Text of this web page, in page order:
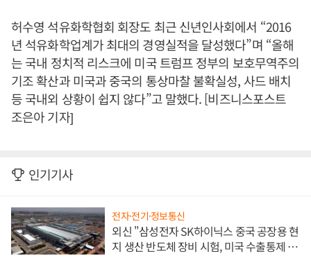
허수영 석유화학협회 회장도 최근 신년인사회에서 “2016
년 석유화학업계가 최대의 경영실적을 달성했다”며 “올해
는 국내 정치적 리스크에 미국 트럼프 정부의 보호무역주의
기조 확산과 미국과 중국의 통상마찰 불확실성, 사드 배치
등 국내외 상황이 쉽지 않다”고 말했다. [비즈니스포스트
조은아 기자]
인기기사
전자·전기·정보통신
외신 "삼성전자 SK하이닉스 중국 공장용 현
지 생산 반도체 장비 시험, 미국 수출통제 대